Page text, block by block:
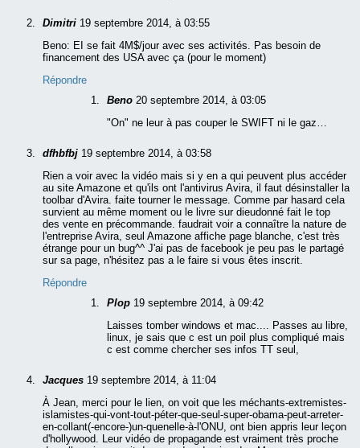
Dimitri 19 septembre 2014, à 03:55
Beno: EI se fait 4M$/jour avec ses activités. Pas besoin de
financement des USA avec ça (pour le moment)
Répondre
Beno 20 septembre 2014, à 03:05
"On" ne leur à pas couper le SWIFT ni le gaz…
dfhbfbj 19 septembre 2014, à 03:58
Rien a voir avec la vidéo mais si y en a qui peuvent plus accéder
au site Amazone et qu'ils ont l'antivirus Avira, il faut désinstaller la
toolbar d'Avira. faite tourner le message. Comme par hasard cela
survient au même moment ou le livre sur dieudonné fait le top
des vente en précommande. faudrait voir a connaître la nature de
l'entreprise Avira, seul Amazone affiche page blanche, c'est très
étrange pour un bug^^ J'ai pas de facebook je peu pas le partagé
sur sa page, n'hésitez pas a le faire si vous êtes inscrit.
Répondre
Plop 19 septembre 2014, à 09:42
Laisses tomber windows et mac.... Passes au libre,
linux, je sais que c est un poil plus compliqué mais
c est comme chercher ses infos TT seul,
Jacques 19 septembre 2014, à 11:04
À Jean, merci pour le lien, on voit que les méchants-extremistes-
islamistes-qui-vont-tout-péter-que-seul-super-obama-peut-arreter-
en-collant(-encore-)un-quenelle-à-l'ONU, ont bien appris leur leçon
d'hollywood. Leur vidéo de propagande est vraiment très proche